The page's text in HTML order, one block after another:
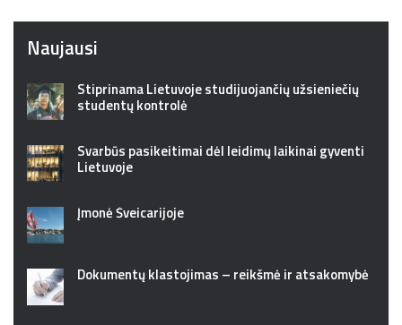
Naujausi
Stiprinama Lietuvoje studijuojančių užsieniečių
studentų kontrolė
Svarbūs pasikeitimai dėl leidimų laikinai gyventi
Lietuvoje
Įmonė Šveicarijoje
Dokumentų klastojimas – reikšmė ir atsakomybė